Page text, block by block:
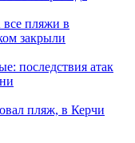
пляжи в
закрыли
последствия атак
пляж, в Керчи